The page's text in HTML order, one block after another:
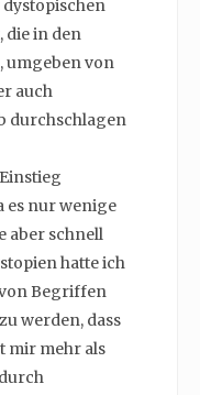
dystopischen
die in den
umgeben von
auch
durchschlagen
es nur wenige
aber schnell
hatte ich
Begriffen
werden, dass
mir mehr als